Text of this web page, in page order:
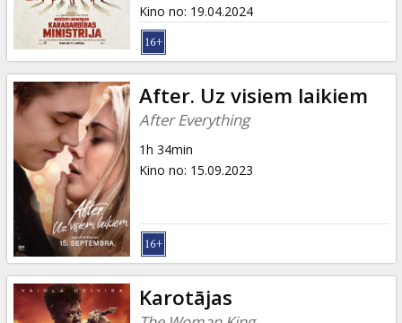
Uzkodas
B2B
Kino
Klubs
Kino no: 19.04.2024
After. Uz visiem laikiem
After Everything
1h 34min
Kino no: 15.09.2023
Karotājas